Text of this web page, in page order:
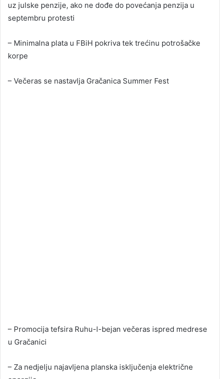
uz julske penzije, ako ne dođe do povećanja penzija u
septembru protesti
– Minimalna plata u FBiH pokriva tek trećinu potrošačke
korpe
– Večeras se nastavlja Gračanica Summer Fest
– Promocija tefsira Ruhu-l-bejan večeras ispred medrese
u Gračanici
– Za nedjelju najavljena planska isključenja električne